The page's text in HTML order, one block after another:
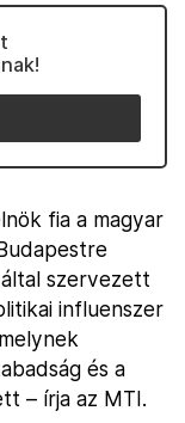
fia a magyar
szervezett
influenszer
és a
– írja az MTI.